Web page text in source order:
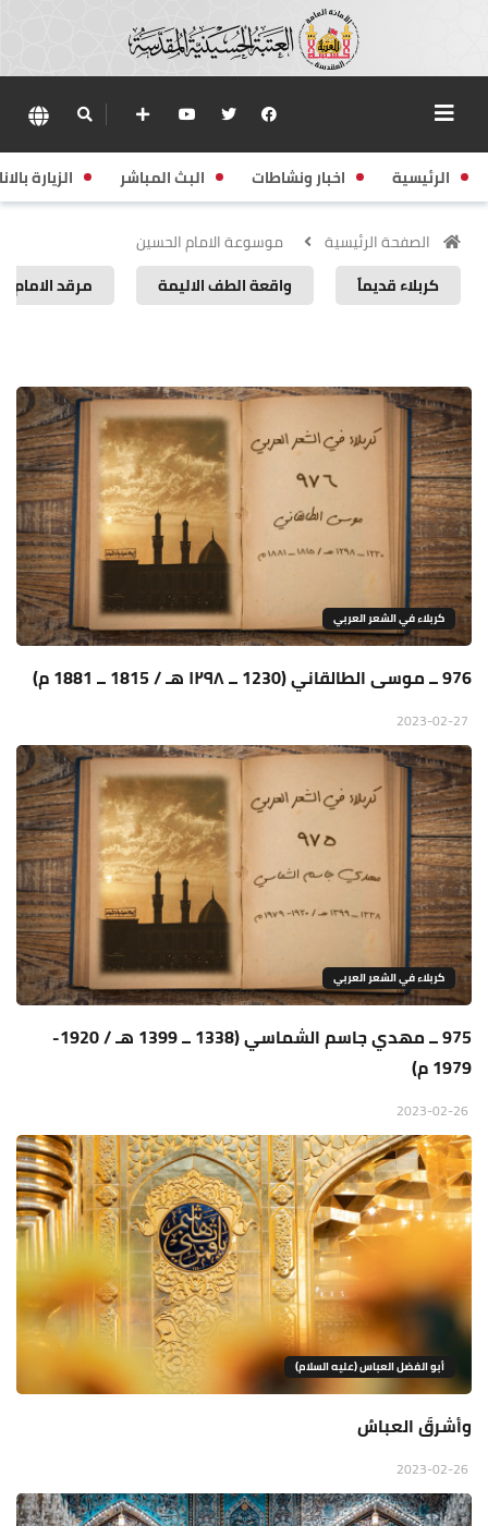
الرئيسية اخبار ونشاطات البث المباشر الزيارة
الصفحة الرئيسية
موسوعة الامام الحسين
كربلاء قديماً
واقعة الطف الاليمة مرقد الامام
كربلاء في الشعر العربي
976 ــ موسى الطالقاني (1230 ــ ١٢٩٨ هـ / 1815 ــ 1881 م)
كربلاء في الشعر العربي
975 ــ مهدي جاسم الشماسي (1338 ــ 1399 هـ / 1920-
1979 م)
أبو الفضل العباس (عليه السلام)
وأشرقَ العباسُ